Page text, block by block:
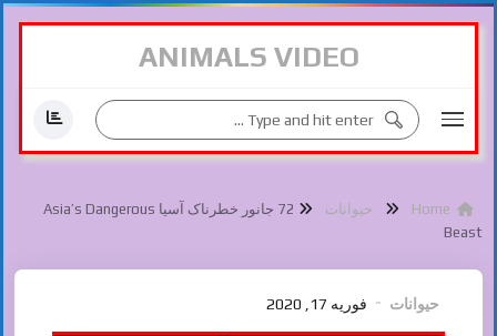
ANIMALS VIDEO
حیوانات
72 جانور خطرناک آسیا Asia’s Dangerous
Beast
حیوانات فوریه 17, 2020